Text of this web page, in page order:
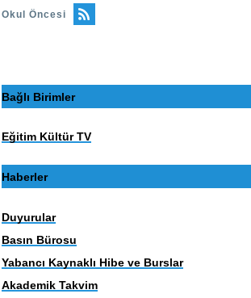
Okul Öncesi
Bağlı Birimler
Eğitim Kültür TV
Haberler
Duyurular
Basın Bürosu
Yabancı Kaynaklı Hibe ve Burslar
Akademik Takvim